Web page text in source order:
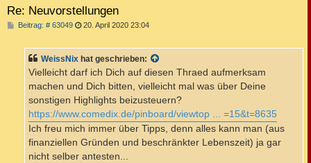
Re: Neuvorstellungen
Beitrag: # 63049B
r
a
20. April 2020 23:04
WeissNix hat geschrieben:
Vielleicht darf ich Dich auf diesen Thraed aufmerksam
machen und Dich bitten, vielleicht mal was über Deine
sonstigen Highlights beizusteuern?
https://www.comedix.de/pinboard/viewtop ... =15&t=8635
Ich freu mich immer über Tipps, denn alles kann man (aus
finanziellen Gründen und beschränkter Lebenszeit) ja gar
nicht selber antesten...